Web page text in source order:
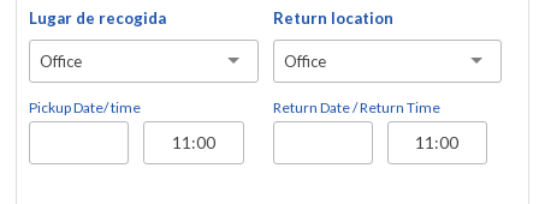
Lugar de recogida
Office
Pickup Date/ time
Return location
Office
Return Date / Return Time